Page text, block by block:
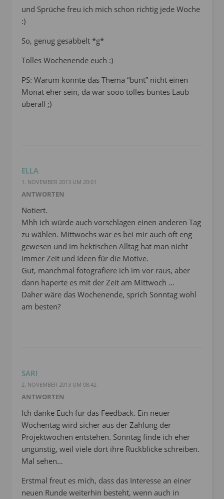
und Sprüche freu ich mich schon richtig jede Woche
:)
So, genug gesabbelt *g*
Tolles Wochenende euch :)
PS: Warum konnte das Thema “bunt” nicht einen
Monat eher sein, da war sooo tolles buntes Laub
überall ;)
ELLA
1. NOVEMBER 2013 UM 20:01
ANTWORTEN
Notiert.
Mhh ich würde auch vorschlagen einen anderen Tag
zu wählen. Mittwochs war es bei mir auch oft eng
gewesen und im hektischen Alltag hat man nicht
immer Zeit und Ideen für die Motive.
Gut, manchmal fotografiere ich im vor raus, aber
dann haperte es mit der Zeit am Mittwoch …
Daher wäre das Wochenende, sprich Sonntag wohl
am besten?
SARI
2. NOVEMBER 2013 UM 08:42
ANTWORTEN
Ich danke Euch für das Feedback. Ein neuer
Wochentag wird sicher aus der Zählung der
Projektwochen entstehen. Sonntag finde ich eher
ungünstig, weil viele dort ihre Rückblicke schreiben.
Mal sehen…
Erstmal freut es mich, dass das Interesse an einer
neuen Runde weiterhin besteht, wenn auch in